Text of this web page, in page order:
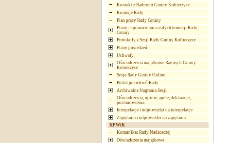
Kontakt z Radnymi Gminy Kobierzyce
Komisje Rady
Plan pracy Rady Gminy
Plany i sprawozdania stałych komisji Rady
Gminy
Protokoły z Sesji Rady Gminy Kobierzyce
Plany posiedzeń
Uchwały
Oświadczenia majątkowe Radnych Gminy
Kobierzyce
Sesja Rady Gminy Online
Portal posiedzeń Rady
Archiwalne Nagrania Sesji
Oświadczenia, opinie, apele, deklaracje,
postanowienia
Interpelacje i odpowiedzi na interpelacje
Zapytania i odpowiedzi na zapytania
KPWiK
Komunikat Rady Nadzorczej
Oświadczenia majątkowe